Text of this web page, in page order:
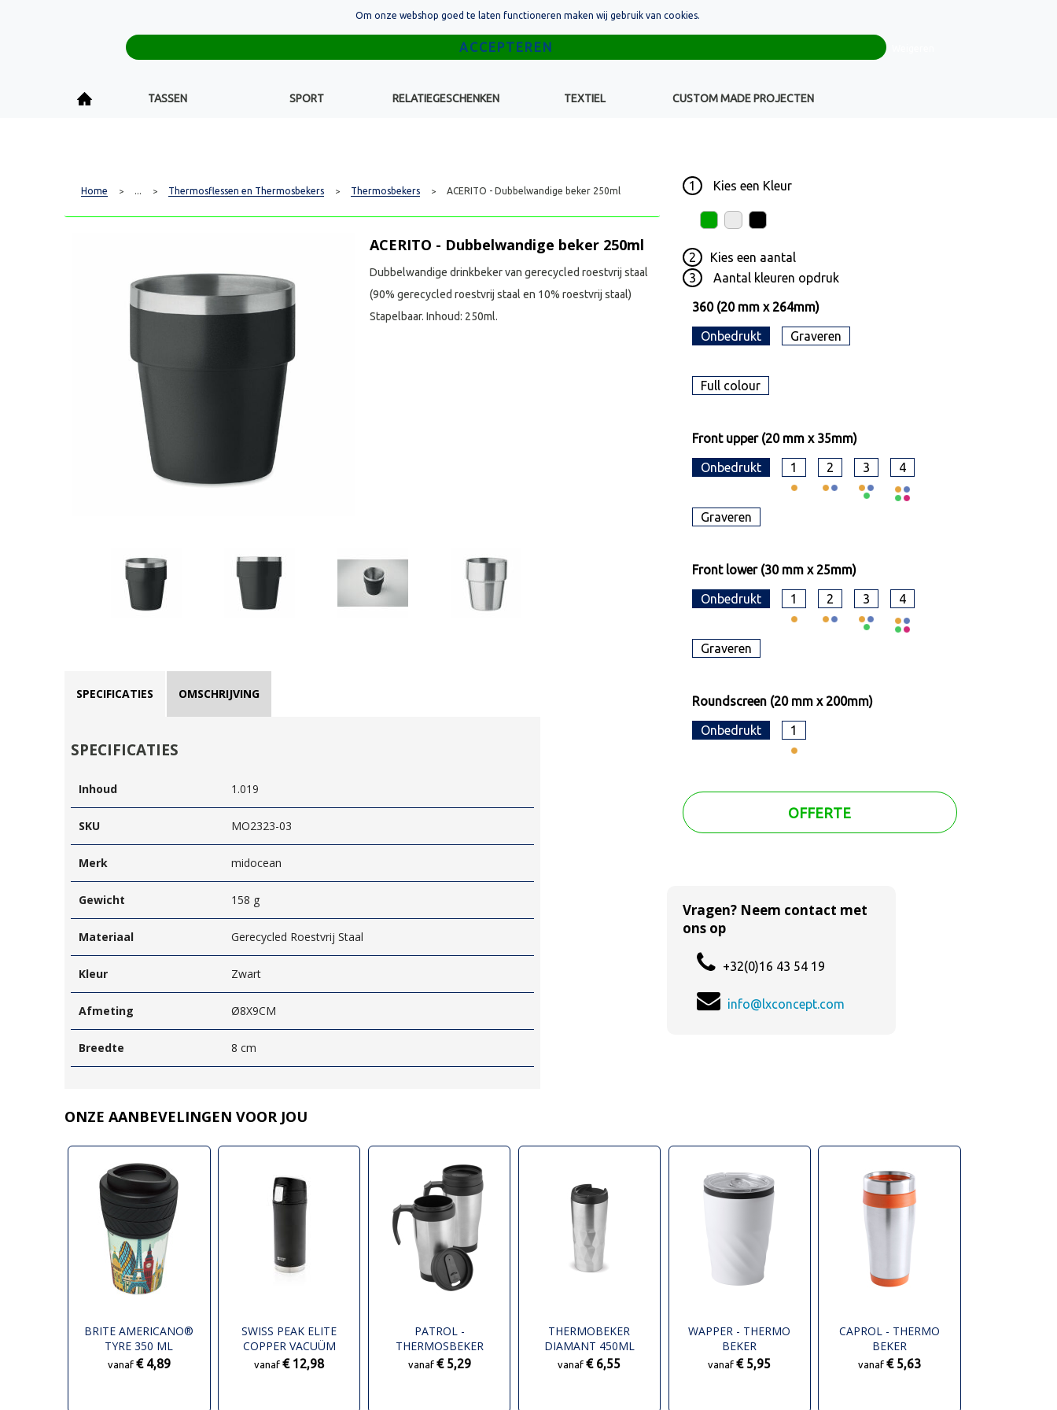
+32(0)16 43 54 19
TASSEN SPORT RELATIEGESCHENKEN TEXTIEL CUSTOM MADE PROJECTEN
Home > ... > Thermosflessen en Thermosbekers > Thermosbekers > ACERITO - Dubbelwandige beker 250ml 1 Kies een Kleur
2 Kies een aantal
3
Aantal kleuren opdruk
360 (20 mm x 264mm)
Onbedrukt Graveren
Full colour
Front upper (20 mm x 35mm)
Onbedrukt 1 2 3 4
Graveren
Front lower (30 mm x 25mm)
Onbedrukt 1 2 3 4
Graveren
Roundscreen (20 mm x 200mm)
Onbedrukt 1
OFFERTE
ACERITO - Dubbelwandige beker 250ml
Dubbelwandige drinkbeker van gerecycled roestvrij staal
(90% gerecycled roestvrij staal en 10% roestvrij staal)
Stapelbaar. Inhoud: 250ml.
SPECIFICATIES OMSCHRIJVING
SPECIFICATIES
Inhoud 1.019
SKU MO2323-03
Merk midocean
Gewicht 158 g
Materiaal Gerecycled Roestvrij Staal
Kleur Zwart
Afmeting Ø8X9CM
Breedte 8 cm
Vragen? Neem contact met
ons op
+32(0)16 43 54 19
info@lxconcept.com
ONZE AANBEVELINGEN VOOR JOU
BRITE AMERICANO®
TYRE 350 ML
GEÏSOLEERDE BEKER
vanaf € 4,89
SWISS PEAK ELITE
COPPER VACUÜM
LEKVRIJE MOK
vanaf€ 12,98
PATROL -
THERMOSBEKER
vanaf € 5,29
THERMOBEKER
DIAMANT 450ML
vanaf€ 6,55
WAPPER - THERMO
BEKER
vanaf€ 5,95
CAPROL - THERMO
BEKER
vanaf€ 5,63
Om onze webshop goed te laten functioneren maken wij gebruik van cookies.